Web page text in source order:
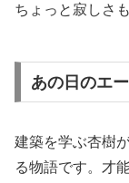
ちょっと寂しさ
あの日のエ
建築を学ぶ杏樹
る物語です。才